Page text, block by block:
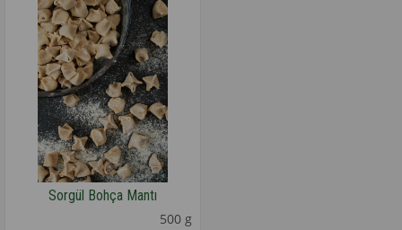
Sorgül Bohça Mantı
500 g